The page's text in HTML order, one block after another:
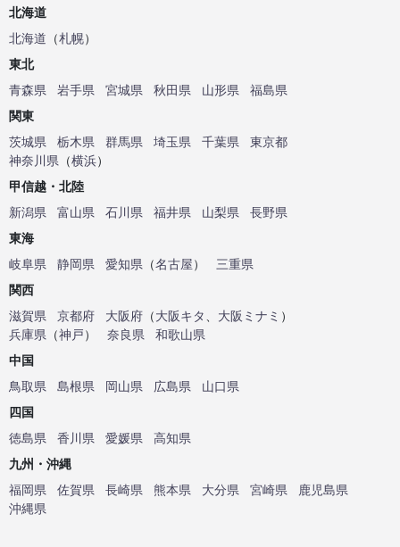
北海道
北海道 （札幌）
東北
青森県
岩手県 宮城県 秋田県 山形県
福島県
関東
茨城県
栃木県 群馬県 埼玉県 千葉県
東京都
神奈川県 （横浜）
甲信越・北陸
新潟県
富山県 石川県 福井県 山梨県
長野県
東海
岐阜県
静岡県 愛知県 （名古屋）
三重県
関西
滋賀県
京都府 大阪府 （大阪キタ 大阪ミナミ ）
兵庫県 （神戸） 奈良県
和歌山県
中国
鳥取県
島根県 岡山県 広島県
山口県
四国
徳島県
香川県 愛媛県
高知県
九州・沖縄
福岡県
佐賀県 長崎県 熊本県 大分県 宮崎県
鹿児島県
沖縄県